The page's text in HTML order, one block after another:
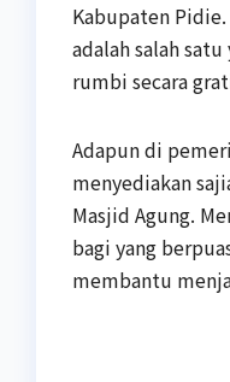
Kabupaten
adalah salah
rumbi secara
Adapun di
menyediakan
Masjid Agung.
bagi yang
membantu